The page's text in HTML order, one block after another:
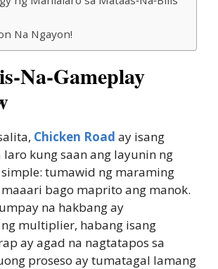
Na Ngayon!
Chicken Road ay isang
laro kung saan ang layunin ng
tumawid ng maraming
maaari bago maprito ang manok.
na hakbang ay
multiplier, habang isang
ay agad na nagtatapos sa
proseso ay tumatagal lamang